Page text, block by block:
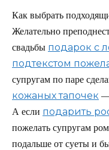
Как выбрать
Желательно
свадьбы подарок с
подтекстом
супругам по паре
кожаных тапочек —
А если подарить
пожелать супругам
подальше от суеты и